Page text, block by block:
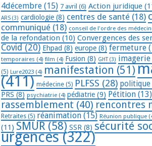
4décembre (15) 7 avril (6) Action juridique
ARS (3) cardiologie (8) centres de santé (18)
communiqué (18) conseil de l'ordre des
de la refondation (10) Convergences des
Covid (20) Ehpad (8) europe (8) fermeture
temporaires (4) film (4) Fusion (8) GHT(3) imagerie
(5) Lure2023 (4) manifestation (51)
(411) médecine (5) PLFSS (28) politique
PRS (8) psychiatrie (4) pédiatrie (9) Pétition (13)
rassemblement (40) rencontres
Retraites (5) réanimation (15) Réunion publique
(11) SMUR (58) SSR (8) sécurité
urgences(322)